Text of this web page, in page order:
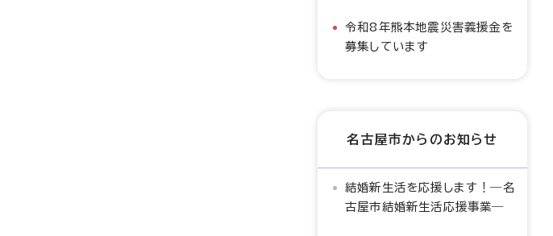
令和8年熊本地震災害義援金を
募集しています
名古屋市からのお知らせ
結婚新生活を応援します！―名
古屋市結婚新生活応援事業―